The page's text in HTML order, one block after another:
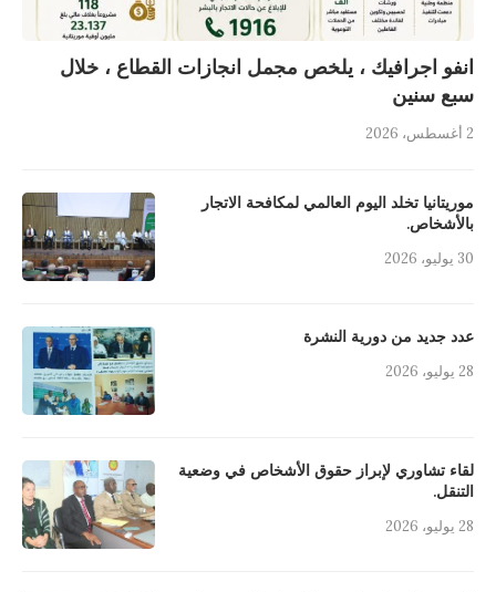
انفو اجرافيك ، يلخص مجمل انجازات القطاع ، خلال
سبع سنين
2 أغسطس، 2026
موريتانيا تخلد اليوم العالمي لمكافحة الاتجار
بالأشخاص.
30 يوليو، 2026
عدد جديد من دورية النشرة
28 يوليو، 2026
لقاء تشاوري لإبراز حقوق الأشخاص في وضعية
التنقل.
28 يوليو، 2026